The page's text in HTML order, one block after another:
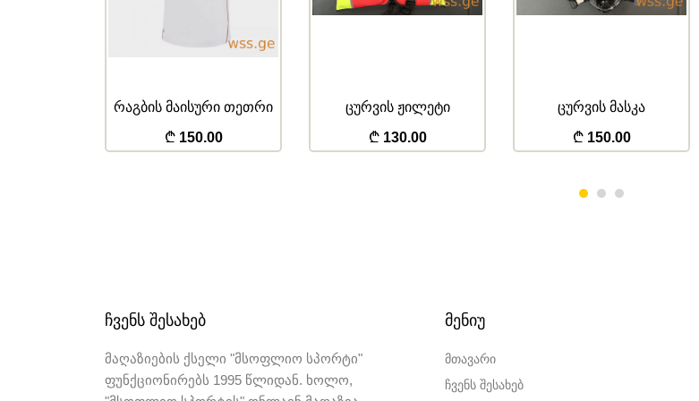
რაგბის მაისური თეთრი
150.00
ცურვის ჟილეტი
130.00
ცურვის მასკა
150.00
ᲩᲕᲔᲜᲡ ᲨᲔᲡᲐᲮᲔᲑ
მაღაზიების ქსელი "მსოფლიო სპორტი"
ფუნქციონირებს 1995 წლიდან. ხოლო,
ᲛᲔᲜᲘᲣ
მთავარი
ჩვენს შესახებ